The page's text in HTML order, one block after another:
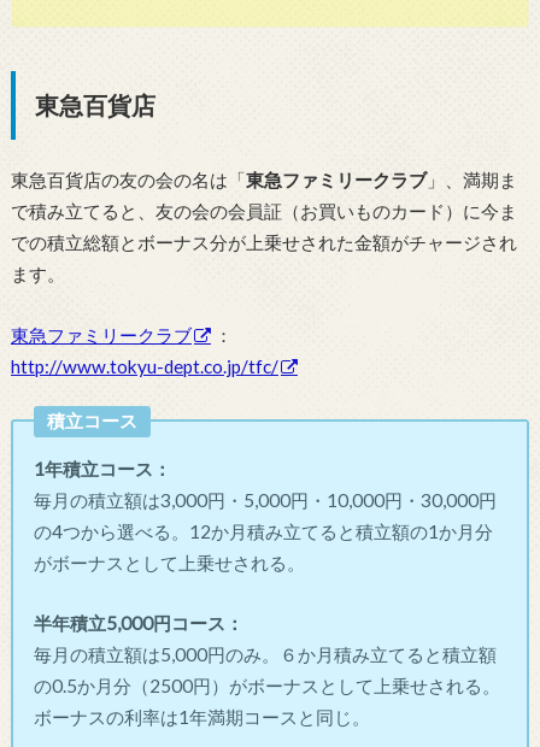
東急百貨店
東急百貨店の友の会の名は「東急ファミリークラブ」、満期ま
で積み立てると、友の会の会員証（お買いものカード）に今ま
での積立総額とボーナス分が上乗せされた金額がチャージされ
ます。
東急ファミリークラブ
：
http://www.tokyu-dept.co.jp/tfc/
積立コース
1年積立コース：
毎月の積立額は3,000円・5,000円・10,000円・30,000円
の4つから選べる。12か月積み立てると積立額の1か月分
がボーナスとして上乗せされる。
半年積立5,000円コース：
毎月の積立額は5,000円のみ。６か月積み立てると積立額
の0.5か月分（2500円）がボーナスとして上乗せされる。
ボーナスの利率は1年満期コースと同じ。